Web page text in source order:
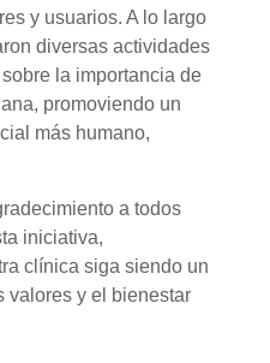
y usuarios. A lo largo
diversas actividades
la importancia de
promoviendo un
más humano,
a todos
iniciativa,
clínica siga siendo un
valores y el bienestar